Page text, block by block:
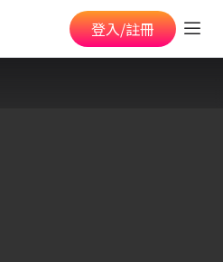
登入/註冊